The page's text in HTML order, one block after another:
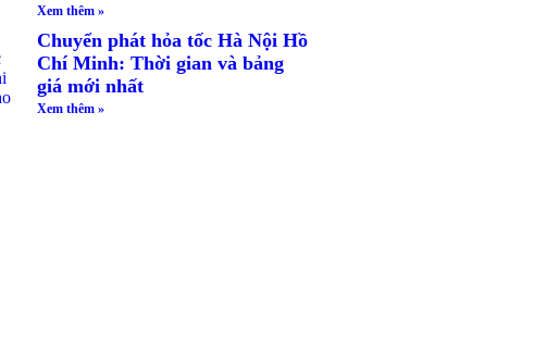
Xem thêm »
Chuyển phát hỏa tốc Hà Nội Hồ
Chí Minh: Thời gian và bảng
giá mới nhất
Xem thêm »